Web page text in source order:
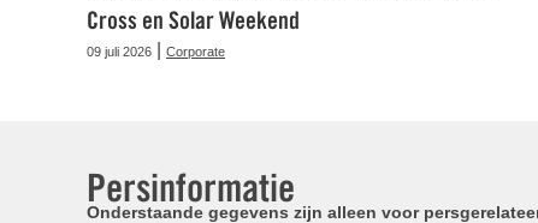
Cross en Solar Weekend
09 juli 2026 Corporate
Persinformatie
Onderstaande gegevens zijn alleen voor